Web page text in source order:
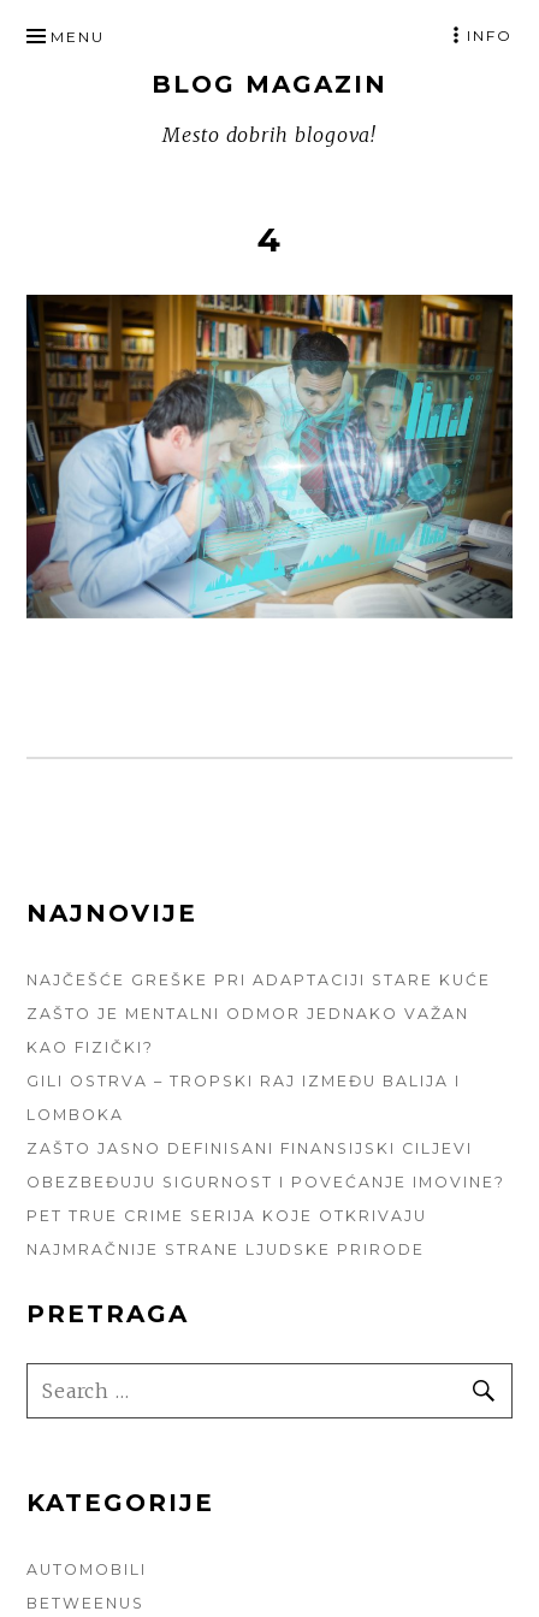
TO
BLOG MAGAZIN
Mesto dobrih blogova!
MENU INFO
4
FOOTER
NAJNOVIJE
NAJČEŠĆE GREŠKE PRI ADAPTACIJI STARE KUĆE
ZAŠTO JE MENTALNI ODMOR JEDNAKO VAŽAN
KAO FIZIČKI?
GILI OSTRVA – TROPSKI RAJ IZMEĐU BALIJA I
LOMBOKA
ZAŠTO JASNO DEFINISANI FINANSIJSKI CILJEVI
OBEZBEĐUJU SIGURNOST I POVEĆANJE IMOVINE?
PET TRUE CRIME SERIJA KOJE OTKRIVAJU
NAJMRAČNIJE STRANE LJUDSKE PRIRODE
PRETRAGA
SEARCH
FOR:
KATEGORIJE
AUTOMOBILI
BETWEENUS